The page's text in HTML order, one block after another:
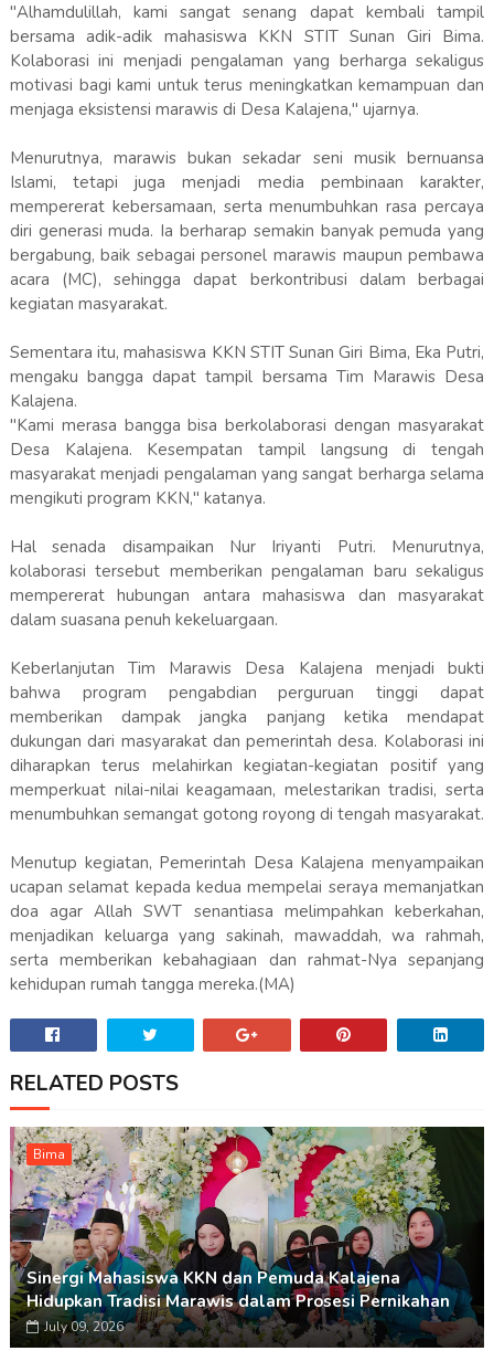
"Alhamdulillah, kami sangat senang dapat kembali tampil
bersama adik-adik mahasiswa KKN STIT Sunan Giri Bima.
Kolaborasi ini menjadi pengalaman yang berharga sekaligus
motivasi bagi kami untuk terus meningkatkan kemampuan dan
menjaga eksistensi marawis di Desa Kalajena," ujarnya.
Menurutnya, marawis bukan sekadar seni musik bernuansa
Islami, tetapi juga menjadi media pembinaan karakter,
mempererat kebersamaan, serta menumbuhkan rasa percaya
diri generasi muda. Ia berharap semakin banyak pemuda yang
bergabung, baik sebagai personel marawis maupun pembawa
acara (MC), sehingga dapat berkontribusi dalam berbagai
kegiatan masyarakat.
Sementara itu, mahasiswa KKN STIT Sunan Giri Bima, Eka Putri,
mengaku bangga dapat tampil bersama Tim Marawis Desa
Kalajena.
"Kami merasa bangga bisa berkolaborasi dengan masyarakat
Desa Kalajena. Kesempatan tampil langsung di tengah
masyarakat menjadi pengalaman yang sangat berharga selama
mengikuti program KKN," katanya.
Hal senada disampaikan Nur Iriyanti Putri. Menurutnya,
kolaborasi tersebut memberikan pengalaman baru sekaligus
mempererat hubungan antara mahasiswa dan masyarakat
dalam suasana penuh kekeluargaan.
Keberlanjutan Tim Marawis Desa Kalajena menjadi bukti
bahwa program pengabdian perguruan tinggi dapat
memberikan dampak jangka panjang ketika mendapat
dukungan dari masyarakat dan pemerintah desa. Kolaborasi ini
diharapkan terus melahirkan kegiatan-kegiatan positif yang
memperkuat nilai-nilai keagamaan, melestarikan tradisi, serta
menumbuhkan semangat gotong royong di tengah masyarakat.
Menutup kegiatan, Pemerintah Desa Kalajena menyampaikan
ucapan selamat kepada kedua mempelai seraya memanjatkan
doa agar Allah SWT senantiasa melimpahkan keberkahan,
menjadikan keluarga yang sakinah, mawaddah, wa rahmah,
serta memberikan kebahagiaan dan rahmat-Nya sepanjang
kehidupan rumah tangga mereka.(MA)
RELATED POSTS
Bima
Sinergi Mahasiswa KKN dan Pemuda Kalajena
Hidupkan Tradisi Marawis dalam Prosesi Pernikahan
July 09, 2026